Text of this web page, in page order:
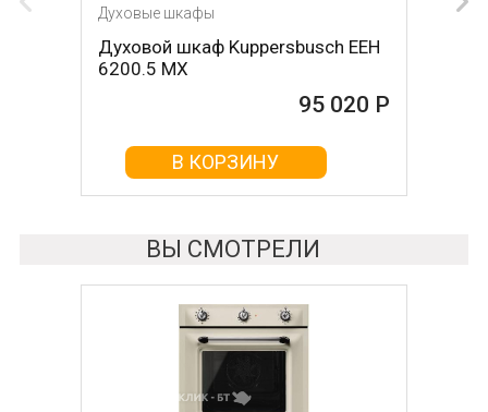
Духовые шкафы
Духовой шкаф Kuppersbusch EEH
6200.5 MX
95 020 Р
В КОРЗИНУ
Духовые шкафы
Духовой шкаф Kuppersbusch EEH
6200.5 MXI
95 020 Р
В КОРЗИНУ
ВЫ СМОТРЕЛИ